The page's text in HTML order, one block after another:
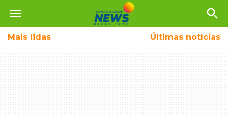
menu search
Mais lidas Últimas notícias